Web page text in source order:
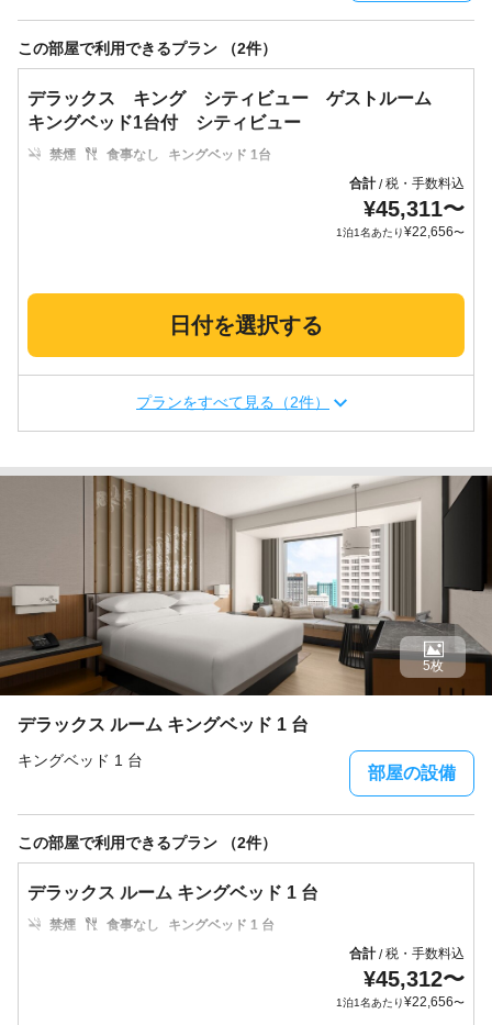
この部屋で利用できるプラン （2件）
デラックス キング シティビュー ゲストルーム
キングベッド1台付 シティビュー
禁煙 食事なし
キングベッド 1台
合計/税・手数料込
¥45,311〜
1泊1名あたり¥22,656〜
日付を選択する
プランをすべて見る（2件）
デラックス ルーム キングベッド 1 台
キングベッド 1 台
部屋の設備
5枚
この部屋で利用できるプラン （2件）
デラックス ルーム キングベッド 1 台
禁煙 食事なし
キングベッド 1 台
合計/税・手数料込
¥45,312〜
1泊1名あたり¥22,656〜